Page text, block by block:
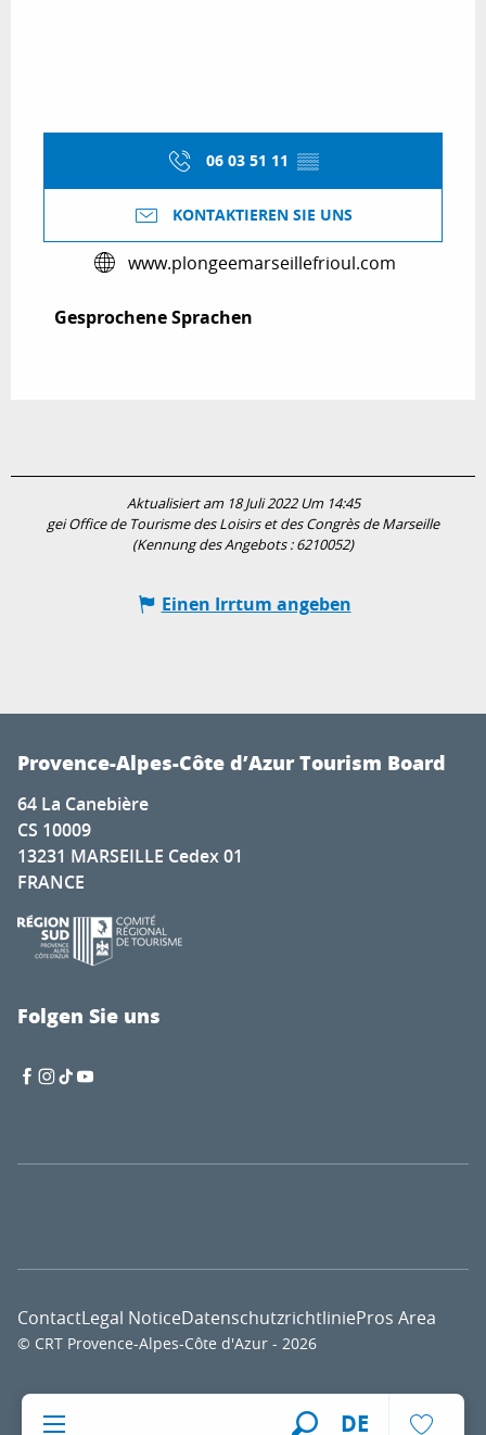
DE
06 03 51 11 ▒▒
KONTAKTIEREN SIE UNS
www.plongeemarseillefrioul.com
Gesprochene Sprachen
Gesprochene Sprachen
Aktualisiert am 18 Juli 2022 Um 14:45
gei Office de Tourisme des Loisirs et des Congrès de Marseille
(Kennung des Angebots :6210052)
Einen Irrtum angeben
Provence-Alpes-Côte d’Azur Tourism Board
64 La Canebière
CS 10009
13231 MARSEILLE Cedex 01
FRANCE
Folgen Sie uns
© CRT Provence-Alpes-Côte d'Azur - 2026
ContactLegal NoticeDatenschutzrichtliniePros Area